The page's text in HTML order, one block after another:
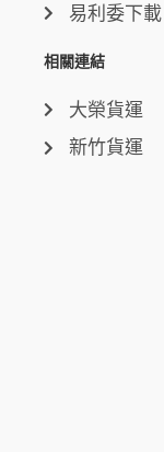
易利委下載
相關連結
大榮貨運
新竹貨運